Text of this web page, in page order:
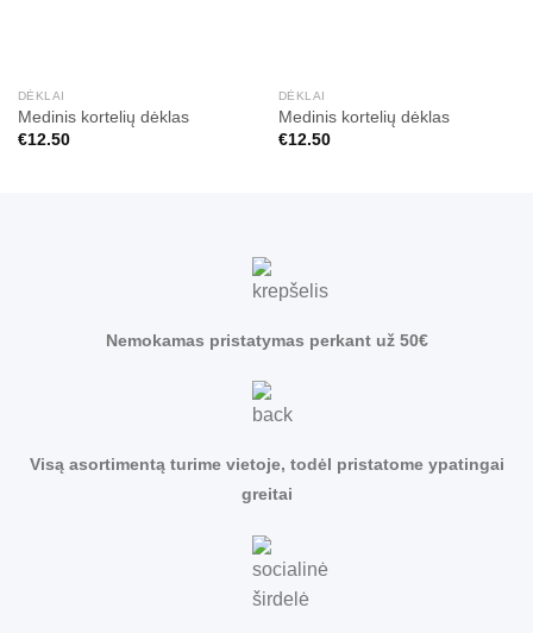
DĖKLAI
Medinis kortelių dėklas
€12.50
DĖKLAI
Medinis kortelių dėklas
€12.50
Nemokamas pristatymas perkant už 50€
Visą asortimentą turime vietoje, todėl pristatome ypatingai
greitai